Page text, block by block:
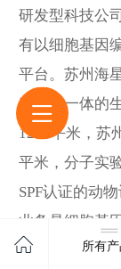
研发型科技公
有以细胞基因
平台。苏州海
产品为一体的
1200平米，苏
平米，分子实
SPF认证的动
业务是细胞基
要为临床研究
所有